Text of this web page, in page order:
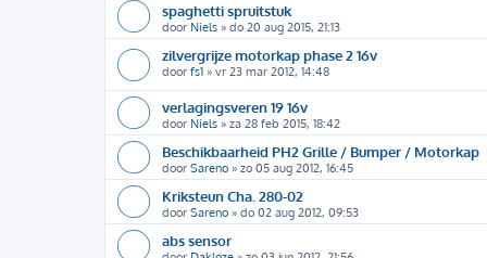
spaghetti spruitstuk
door Niels » do 20 aug 2015, 21:13
zilvergrijze motorkap phase 2 16v
door fs1 » vr 23 mar 2012, 14:48
verlagingsveren 19 16v
door Niels » za 28 feb 2015, 18:42
Beschikbaarheid PH2 Grille / Bumper / Motorkap
door Sareno » zo 05 aug 2012, 16:45
Kriksteun Cha. 280-02
door Sareno » do 02 aug 2012, 09:53
abs sensor